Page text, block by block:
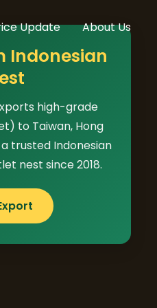
Update About Us
Indonesian
high-grade
to Taiwan, Hong
trusted Indonesian
nest since 2018.